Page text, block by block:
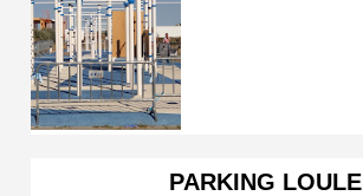
PARKING LOULE